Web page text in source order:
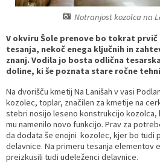
Notranjost kozolca na
V okviru Šole prenove bo tokrat
tesanja, nekoč enega ključnih in
znanj. Vodila jo bosta odlična
doline, ki še poznata stare ročne
Na dvorišču kmetij Na Lanišah v vasi
kozolec, toplar, značilen za kmetije na
stebri nosijo leseno konstrukcijo kozolca,
mu namenilo novo funkcijo. Prav za
da dodata še enojni kozolec, kjer bo tudi
delavnice. Na primeru tesanja elementov
preizkusili tudi udeleženci delavnice.
Prostorski dokumenti
Proračunski dokumenti
Občinski predpisi
Skupna občinska uprava
Civilna zaščita in požarna varnost
Pogosta vprašanja
Lokacije defibrilatorjev
Merilniki hitrosti
Števec kolesarjev
Hišna in ledinska imena